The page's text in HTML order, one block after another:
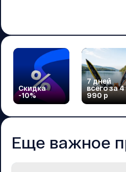
Скидка
-10%
7 дней
всего за 4
990 р
Еще важное